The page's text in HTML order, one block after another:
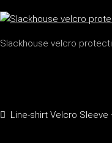
Slackhouse velcro
Nawigacja
Poprzedni
Line-shirt Velcro Sleeve